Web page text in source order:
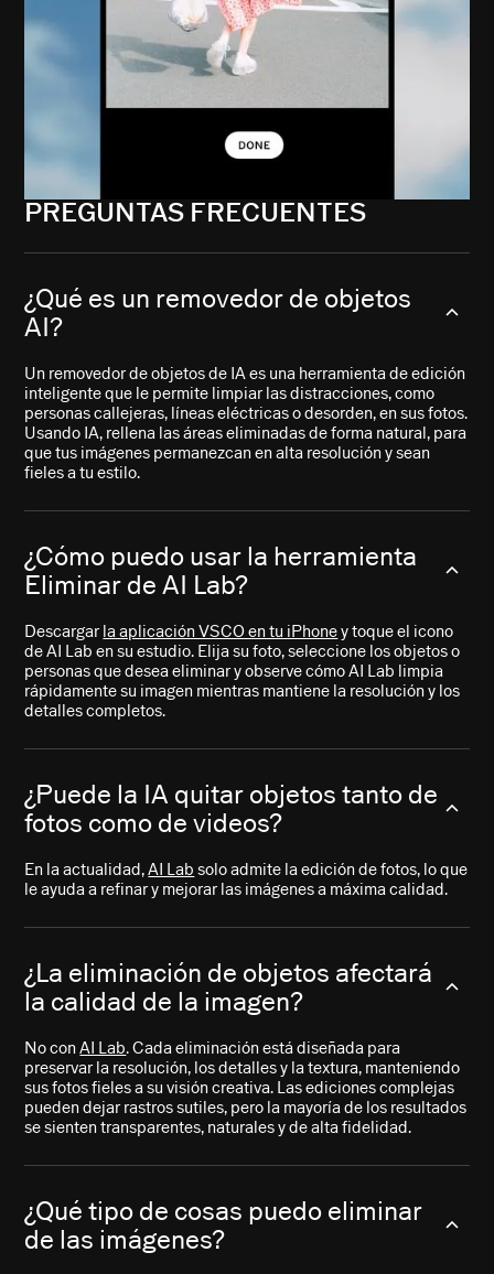
PREGUNTAS FRECUENTES
¿Qué es un removedor de objetos
AI?
Un removedor de objetos de IA es una herramienta de edición
inteligente que le permite limpiar las distracciones, como
personas callejeras, líneas eléctricas o desorden, en sus fotos.
Usando IA, rellena las áreas eliminadas de forma natural, para
que tus imágenes permanezcan en alta resolución y sean
fieles a tu estilo.
¿Cómo puedo usar la herramienta
Eliminar de AI Lab?
Descargarla aplicación VSCO en tu iPhoney toque el icono
de AI Lab en su estudio. Elija su foto, seleccione los objetos o
personas que desea eliminar y observe cómo AI Lab limpia
rápidamente su imagen mientras mantiene la resolución y los
detalles completos.
¿Puede la IA quitar objetos tanto de
fotos como de videos?
En la actualidad,AI Lab solo admite la edición de fotos, lo que
le ayuda a refinar y mejorar las imágenes a máxima calidad.
¿La eliminación de objetos afectará
la calidad de la imagen?
No conAI Lab. Cada eliminación está diseñada para
preservar la resolución, los detalles y la textura, manteniendo
sus fotos fieles a su visión creativa. Las ediciones complejas
pueden dejar rastros sutiles, pero la mayoría de los resultados
se sienten transparentes, naturales y de alta fidelidad.
¿Qué tipo de cosas puedo eliminar
de las imágenes?